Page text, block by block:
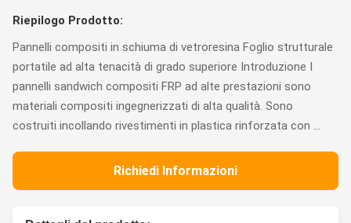
Riepilogo Prodotto:
Pannelli compositi in schiuma di vetroresina Foglio strutturale
portatile ad alta tenacità di grado superiore Introduzione I
pannelli sandwich compositi FRP ad alte prestazioni sono
materiali compositi ingegnerizzati di alta qualità. Sono
costruiti incollando rivestimenti in plastica rinforzata con ...
Richiedi Informazioni